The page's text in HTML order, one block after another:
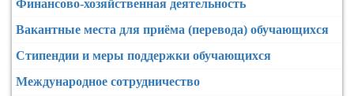
Финансово-хозяйственная деятельность
Вакантные места для приёма (перевода) обучающихся
Стипендии и меры поддержки обучающихся
Международное сотрудничество